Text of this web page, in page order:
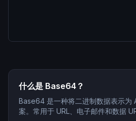
什么是 Base64？
Base64 是一种将二进制数据表示为
案。常用于 URL、电子邮件和数据